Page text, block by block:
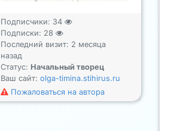
Подписчики: 34
Подписки: 28
Последний визит: 2 месяца
назад
Статус: Начальный творец
Ваш сайт: olga-timina.stihirus.ru
Пожаловаться на автора